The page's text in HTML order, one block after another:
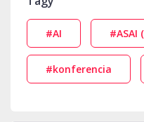
#AI #ASAI
#konferencia